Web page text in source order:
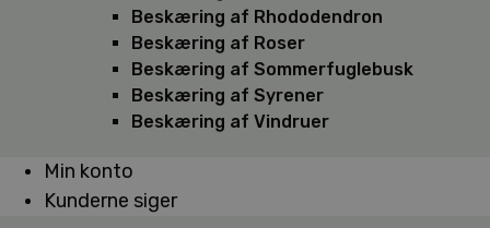
Beskæring af Rhododendron
Beskæring af Roser
Beskæring af Sommerfuglebusk
Beskæring af Syrener
Beskæring af Vindruer
Min konto
Kunderne siger